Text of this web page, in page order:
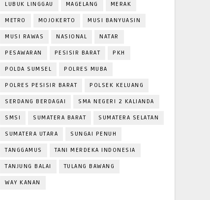
LUBUK LINGGAU MAGELANG MERAK
METRO MOJOKERTO MUSI BANYUASIN
MUSI RAWAS NASIONAL NATAR
PESAWARAN PESISIR BARAT PKH
POLDA SUMSEL POLRES MUBA
POLRES PESISIR BARAT POLSEK KELUANG
SERDANG BERDAGAI SMA NEGERI 2 KALIANDA
SMSI SUMATERA BARAT SUMATERA SELATAN
SUMATERA UTARA SUNGAI PENUH
TANGGAMUS TANI MERDEKA INDONESIA
TANJUNG BALAI TULANG BAWANG
WAY KANAN